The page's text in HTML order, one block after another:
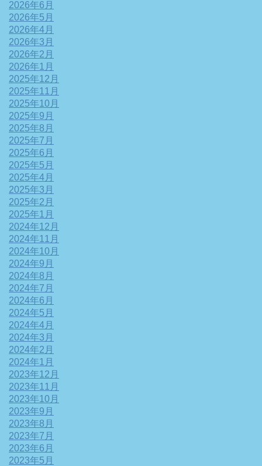
2026年6月
2026年5月
2026年4月
2026年3月
2026年2月
2026年1月
2025年12月
2025年11月
2025年10月
2025年9月
2025年8月
2025年7月
2025年6月
2025年5月
2025年4月
2025年3月
2025年2月
2025年1月
2024年12月
2024年11月
2024年10月
2024年9月
2024年8月
2024年7月
2024年6月
2024年5月
2024年4月
2024年3月
2024年2月
2024年1月
2023年12月
2023年11月
2023年10月
2023年9月
2023年8月
2023年7月
2023年6月
2023年5月